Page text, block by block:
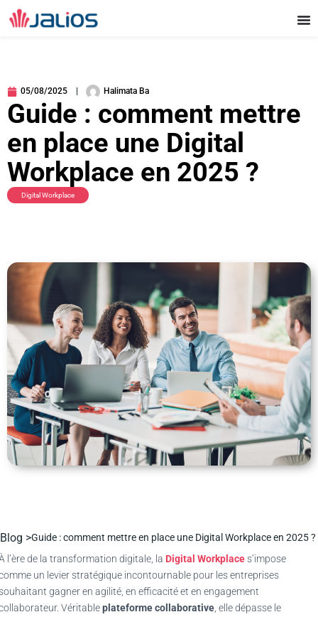
Aller
au
05/08/2025 Halimata Ba
Guide : comment mettre
en place une Digital
Workplace en 2025 ?
Digital Workplace
Blog >Guide : comment mettre en place une Digital Workplace en 2025 ?
l’ère de la transformation digitale, la Digital Workplaces’impose
un levier stratégique incontournable pour les entreprises
gagner en agilité, en efficacité et en engagement
Véritableplateforme collaborative , elle dépasse le